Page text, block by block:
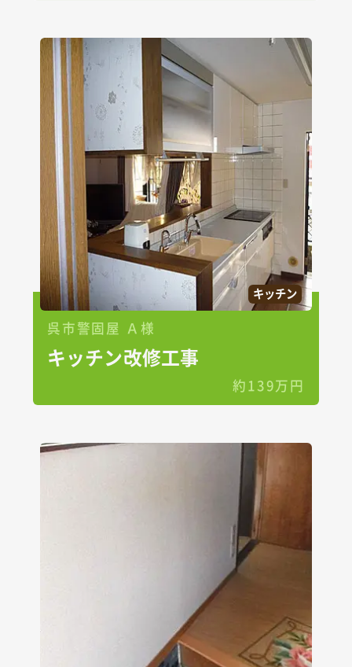
キッチン
呉市警固屋 Ａ様
キッチン改修工事
約139万円